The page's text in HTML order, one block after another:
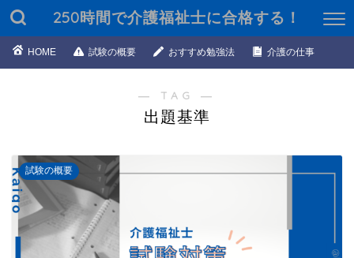
250時間で介護福祉士に合格する！
HOME 試験の概要 おすすめ勉強法 介護の仕事
― TAG ―
出題基準
試験の概要